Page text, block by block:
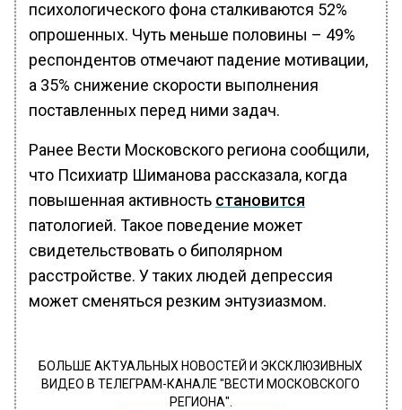
психологического фона сталкиваются 52%
опрошенных. Чуть меньше половины – 49%
респондентов отмечают падение мотивации,
а 35% снижение скорости выполнения
поставленных перед ними задач.
Ранее Вести Московского региона сообщили,
что Психиатр Шиманова рассказала, когда
повышенная активность становится
патологией. Такое поведение может
свидетельствовать о биполярном
расстройстве. У таких людей депрессия
может сменяться резким энтузиазмом.
БОЛЬШЕ АКТУАЛЬНЫХ НОВОСТЕЙ И ЭКСКЛЮЗИВНЫХ
ВИДЕО В ТЕЛЕГРАМ-КАНАЛЕ "ВЕСТИ МОСКОВСКОГО
РЕГИОНА".